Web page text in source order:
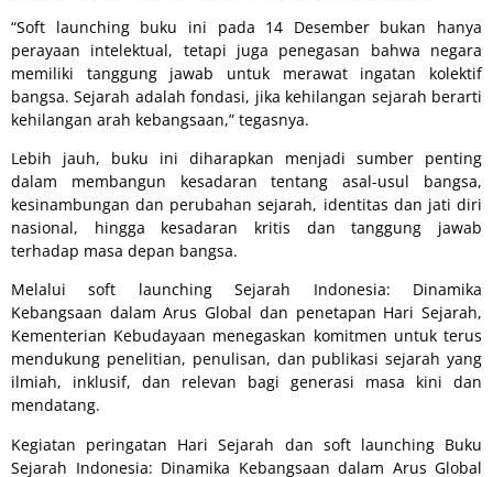
“Soft launching buku ini pada 14 Desember bukan hanya
perayaan intelektual, tetapi juga penegasan bahwa negara
memiliki tanggung jawab untuk merawat ingatan kolektif
bangsa. Sejarah adalah fondasi, jika kehilangan sejarah berarti
kehilangan arah kebangsaan,” tegasnya.
Lebih jauh, buku ini diharapkan menjadi sumber penting
dalam membangun kesadaran tentang asal-usul bangsa,
kesinambungan dan perubahan sejarah, identitas dan jati diri
nasional, hingga kesadaran kritis dan tanggung jawab
terhadap masa depan bangsa.
Melalui soft launching Sejarah Indonesia: Dinamika
Kebangsaan dalam Arus Global dan penetapan Hari Sejarah,
Kementerian Kebudayaan menegaskan komitmen untuk terus
mendukung penelitian, penulisan, dan publikasi sejarah yang
ilmiah, inklusif, dan relevan bagi generasi masa kini dan
mendatang.
Kegiatan peringatan Hari Sejarah dan soft launching Buku
Sejarah Indonesia: Dinamika Kebangsaan dalam Arus Global